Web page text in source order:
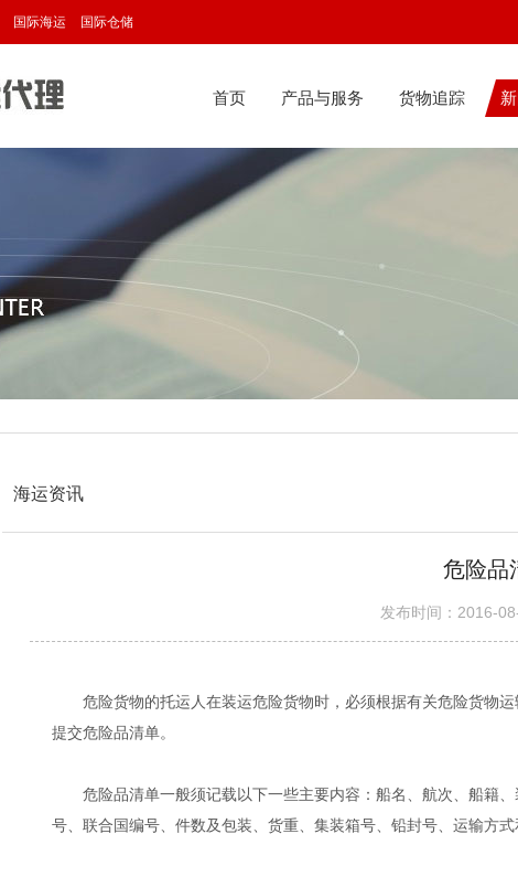
国际海运 国际仓储
首页 产品与服务 货物追踪
海运资讯
危险品
发布时间：2016-
危险货物的托运人在装运危险货物时，必须根据有关危险货物
提交危险品清单。
危险品清单一般须记载以下一些主要内容：船名、航次、船籍、
号、联合国编号、件数及包装、货重、集装箱号、铅封号、运输方式